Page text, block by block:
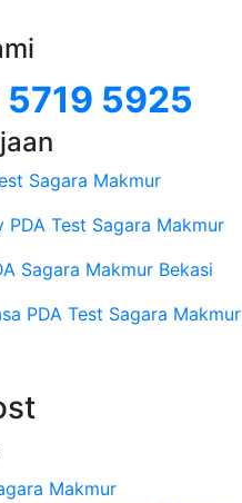
5925
Sagara Makmur
PDA Test Sagara Makmur
Sagara Makmur Bekasi
PDA Test Sagara Makmur
Makmur